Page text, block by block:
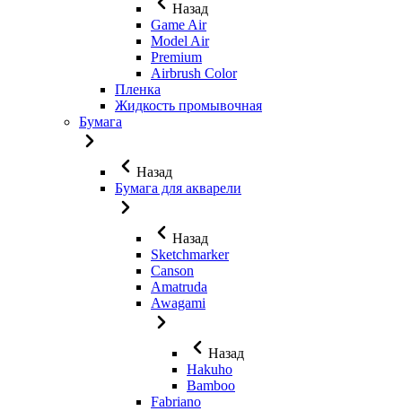
Назад
Game Air
Model Air
Premium
Airbrush Color
Пленка
Жидкость промывочная
Бумага
Назад
Бумага для акварели
Назад
Sketchmarker
Canson
Amatruda
Awagami
Назад
Hakuho
Bamboo
Fabriano